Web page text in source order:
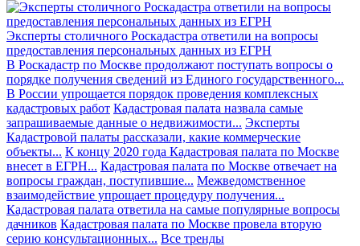
Эксперты столичного Роскадастра ответили на вопросы
предоставления персональных данных из ЕГРН
В Роскадастр по Москве продолжают поступать вопросы о
порядке получения сведений из Единого государственного...
В России упрощается порядок проведения комплексных
кадастровых работ Кадастровая палата назвала самые
запрашиваемые данные о недвижимости... Эксперты
Кадастровой палаты рассказали, какие коммерческие
объекты... К концу 2020 года Кадастровая палата по Москве
внесет в ЕГРН... Кадастровая палата по Москве отвечает на
вопросы граждан, поступившие... Межведомственное
взаимодействие упрощает процедуру получения...
Кадастровая палата ответила на самые популярные вопросы
дачников Кадастровая палата по Москве провела вторую
серию консультационных... Все тренды